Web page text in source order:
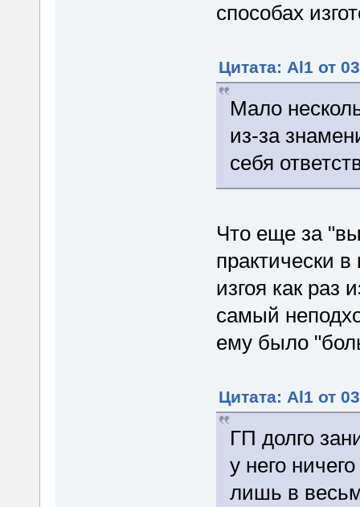
способах
Цитата: Al1 от
Мало
из-за
себя
Что еще за
практически
изгоя как раз
самый
ему было
Цитата: Al1 от
ГП долго
у него
лишь в